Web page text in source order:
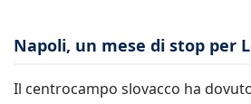
Napoli, un mese di stop per
Il centrocampo slovacco ha